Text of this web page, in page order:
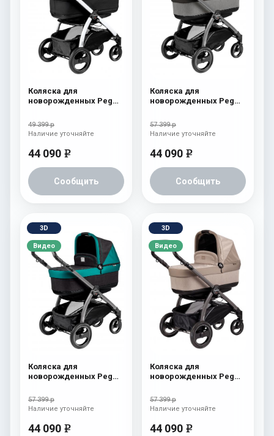
Коляска для
новорожденных Peg
(шасси White/Black)
Onyx
49 399 р
44 090 e
Сообщить
Наличие уточняйте
Коляска для
новорожденных Peg
(шасси White/Black)
atmosphere
57 399 р
44 090 e
Сообщить
Наличие уточняйте
3D
Видео
Коляска для
новорожденных Peg
(шасси White/Black)
aquamarine
57 399 р
44 090 e
Наличие уточняйте
3D
Видео
Коляска для
новорожденных Peg
(шасси White/Black)
Cream
57 399 р
44 090 e
Наличие уточняйте